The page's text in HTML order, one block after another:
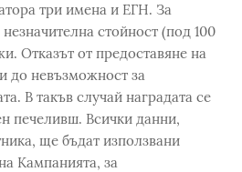
три имена и ЕГН. За
стойност (под 100
Отказът от предоставяне на
до невъзможност за
В такъв случай наградата се
печеливш. Всички данни,
ще бъдат използвани
Кампанията, за